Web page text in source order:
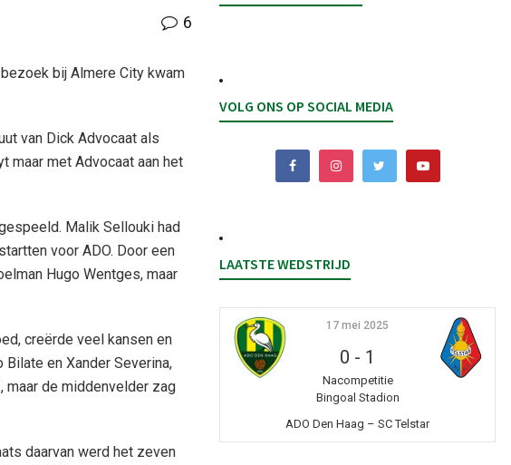
6
bij Almere City kwam
van Dick Advocaat als
maar met Advocaat aan het
Malik Sellouki had
voor ADO. Door een
Hugo Wentges, maar
creërde veel kansen en
en Xander Severina,
maar de middenvelder zag
daarvan werd het zeven
VOLG ONS OP SOCIAL MEDIA
LAATSTE WEDSTRIJD
17 mei 2025
0 - 1
Nacompetitie
Bingoal Stadion
ADO Den Haag – SC Telstar